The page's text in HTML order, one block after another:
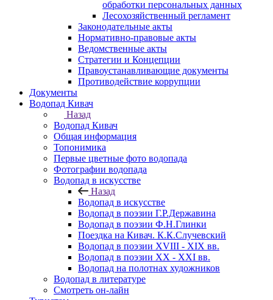
обработки персональных данных
Лесохозяйственный регламент
Законодательные акты
Нормативно-правовые акты
Ведомственные акты
Стратегии и Концепции
Правоустанавливающие документы
Противодействие коррупции
Документы
Водопад Кивач
Назад
Водопад Кивач
Общая информация
Топонимика
Первые цветные фото водопада
Фотографии водопада
Водопад в искусстве
Назад
Водопад в искусстве
Водопад в поэзии Г.Р.Державина
Водопад в поэзии Ф.Н.Глинки
Поездка на Кивач. К.К.Случевский
Водопад в поэзии XVIII - XIX вв.
Водопад в поэзии XX - XXI вв.
Водопад на полотнах художников
Водопад в литературе
Смотреть он-лайн